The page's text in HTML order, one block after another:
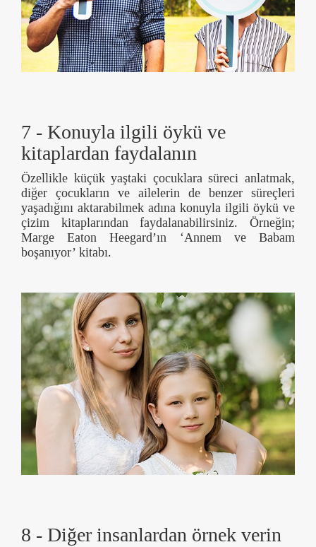
7 - Konuyla ilgili öykü ve
kitaplardan faydalanın
Özellikle küçük yaştaki çocuklara süreci anlatmak,
diğer çocukların ve ailelerin de benzer süreçleri
yaşadığını aktarabilmek adına konuyla ilgili öykü ve
çizim kitaplarından faydalanabilirsiniz. Örneğin;
Marge Eaton Heegard’ın ‘Annem ve Babam
boşanıyor’ kitabı.
8 - Diğer insanlardan örnek verin